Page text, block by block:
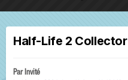
Half-Life 2 Collector
Par Invité